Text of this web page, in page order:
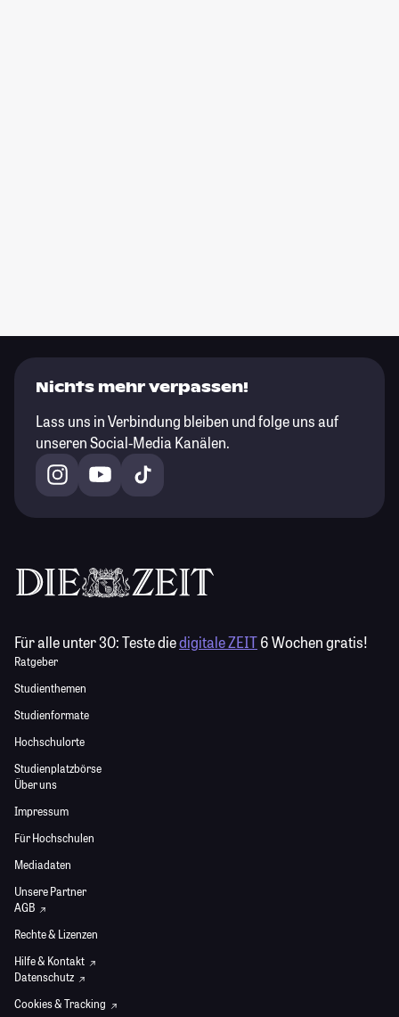
Nichts mehr verpassen!
Lass uns in Verbindung bleiben und folge uns auf
unseren Social-Media Kanälen.
Für alle unter 30:Teste diedigitale ZEIT6 Wochen gratis!
Ratgeber
Studienthemen
Studienformate
Hochschulorte
Studienplatzbörse
Über uns
Impressum
Für Hochschulen
Mediadaten
Unsere Partner
AGB
Rechte & Lizenzen
Hilfe & Kontakt
Datenschutz
Cookies & Tracking